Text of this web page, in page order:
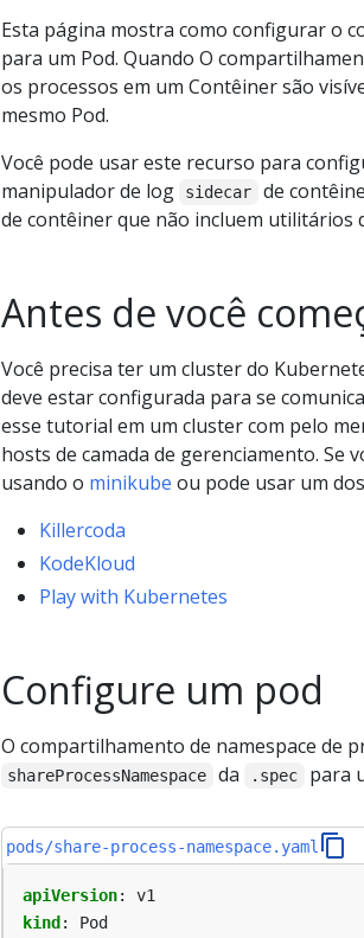
Esta página mostra como configurar o
para um Pod. Quando O
os processos em um Contêiner são
mesmo Pod.
Você pode usar este recurso para
manipulador de log
sidecar
de
de contêiner que não incluem utilitários
Antes de você
Você precisa ter um cluster do
deve estar configurada para se
esse tutorial em um cluster com pelo
hosts de camada de gerenciamento. Se
usando o minikube ou pode usar um
Killercoda
KodeKloud
Play with Kubernetes
Configure um pod
O compartilhamento de namespace de
shareProcessNamespace da .spec para
pods/share-process-namespace.yaml
apiVersion:
v1
kind :
Pod